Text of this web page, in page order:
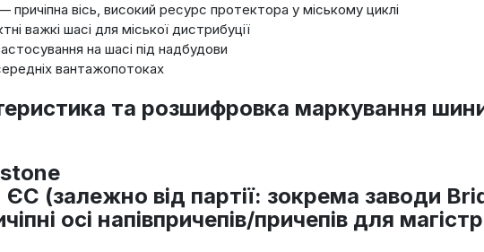
причіпна вісь, високий ресурс протектора у міському циклі
важкі шасі для міської дистрибуції
на шасі під надбудови
вантажопотоках
та розшифровка маркування
ЄС (залежно від партії: зокрема заводи
осі напівпричепів/причепів для